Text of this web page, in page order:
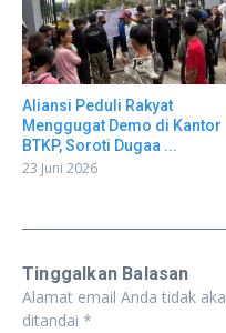
Aliansi Peduli Rakyat
Menggugat Demo di Kantor
BTKP, Soroti Dugaa ...
23 Juni 2026
Tinggalkan Balasan
Alamat email Anda tidak
ditandai *